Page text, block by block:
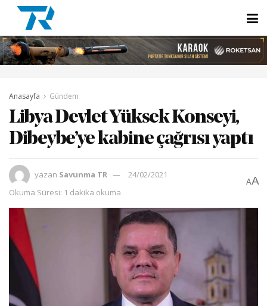
Anasayfa Gündem
Libya Devlet Yüksek Konseyi,
Dibeybe’ye kabine çağrısı yaptı
yazan Savunma TR
24/02/2021
Okuma Süresi: 1 dakika okuma
AA